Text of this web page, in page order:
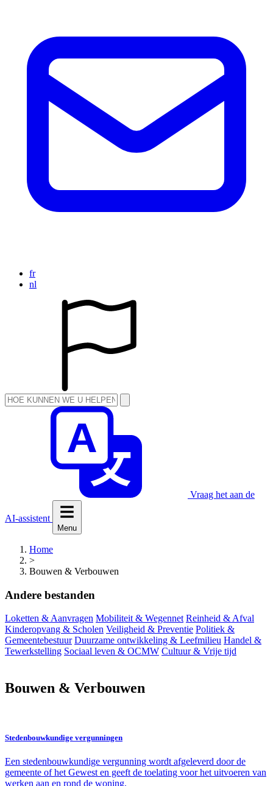
fr
nl
Vraag het aan de
AI-assistent
Menu
Home
>
Bouwen & Verbouwen
Andere bestanden
Loketten & Aanvragen Mobiliteit & Wegennet Reinheid & Afval
Kinderopvang & Scholen Veiligheid & Preventie Politiek &
Gemeentebestuur Duurzame ontwikkeling & Leefmilieu Handel &
Tewerkstelling Sociaal leven & OCMW Cultuur & Vrije tijd
Bouwen & Verbouwen
Stedenbouwkundige vergunningen
Een stedenbouwkundige vergunning wordt afgeleverd door de
gemeente of het Gewest en geeft de toelating voor het uitvoeren van
werken aan en rond de woning.